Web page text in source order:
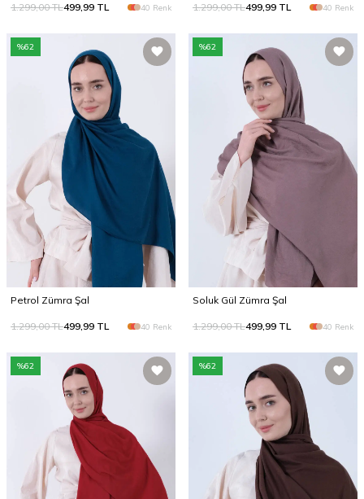
1.299,00TL499,99 TL 40 Renk 1.299,00TL499,99 TL 40 Renk
%62
Petrol Zümra Şal
1.299,00TL499,99 TL 40 Renk
%62
Soluk Gül Zümra Şal
1.299,00TL499,99 TL 40 Renk
%62 %62